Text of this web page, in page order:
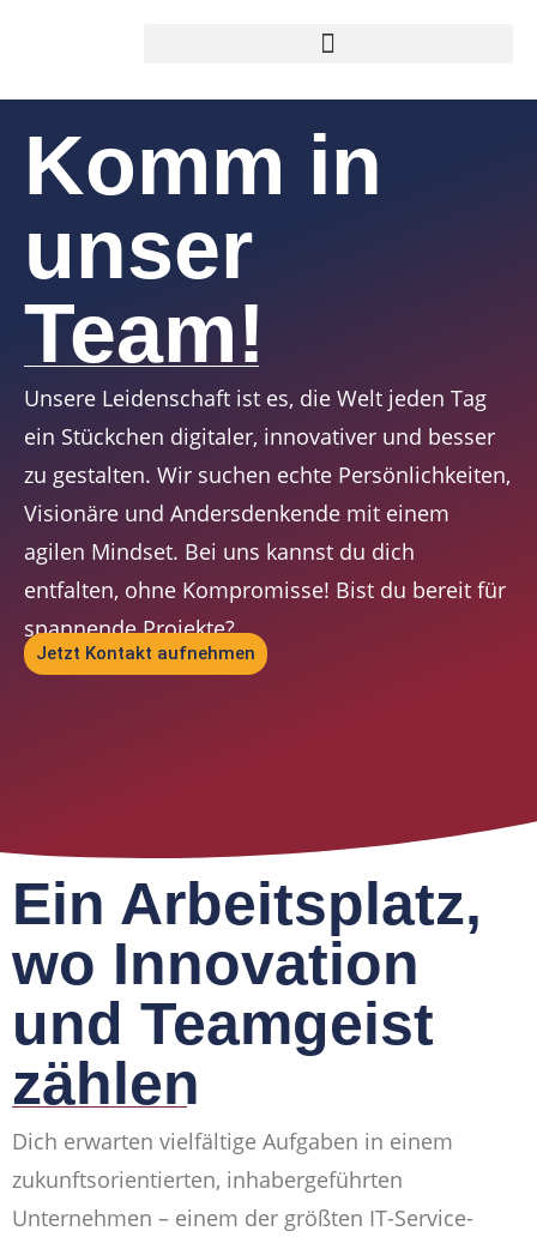
Komm in
unser
Team!
Unsere Leidenschaft ist es, die Welt jeden Tag
ein Stückchen digitaler, innovativer und besser
zu gestalten. Wir suchen echte Persönlichkeiten,
Visionäre und Andersdenkende mit einem
agilen Mindset. Bei uns kannst du dich
entfalten, ohne Kompromisse! Bist du bereit für
spannende Projekte?
Jetzt Kontakt aufnehmen
Ein Arbeitsplatz,
wo Innovation
und Teamgeist
zählen
Dich erwarten vielfältige Aufgaben in einem
zukunftsorientierten, inhabergeführten
Unternehmen – einem der größten IT-Service-